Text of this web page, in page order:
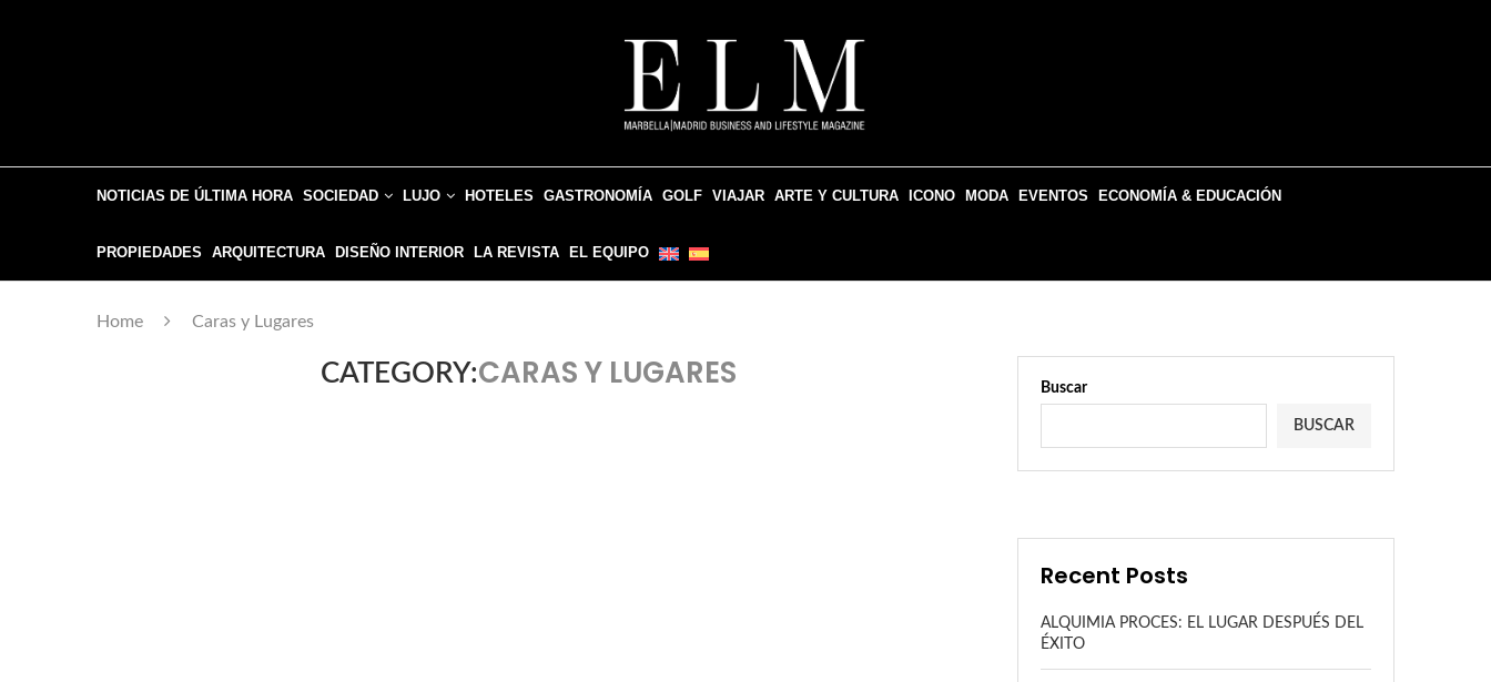
NOTICIAS DE ÚLTIMA HORA SOCIEDAD LUJO HOTELES GASTRONOMÍA GOLF VIAJAR ARTE Y CULTURA ICONO MODA EVENTOS ECONOMÍA & EDUCACIÓN
PROPIEDADES ARQUITECTURA DISEÑO INTERIOR LA REVISTA EL EQUIPO
Home Caras y Lugares
CATEGORY:CARAS Y LUGARES Buscar
BUSCAR
Recent Posts
ALQUIMIA PROCES: EL LUGAR DESPUÉS DEL
ÉXITO